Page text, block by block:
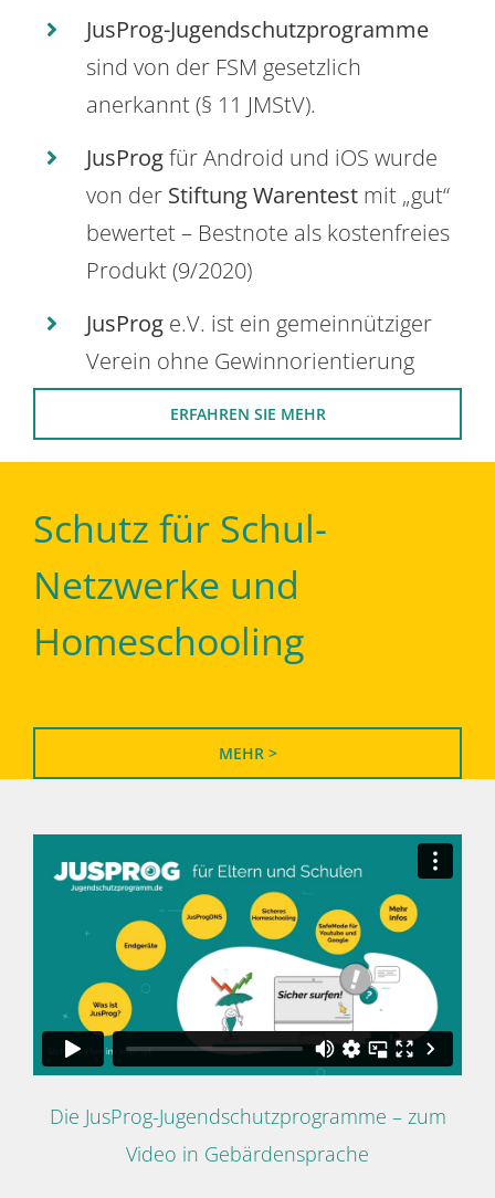
JusProg-Jugendschutzprogramme
sind von der FSM gesetzlich
anerkannt (§ 11 JMStV).
JusProgfür Android und iOS wurde
von der Stiftung Warentest mit „gut“
bewertet – Bestnote als kostenfreies
Produkt (9/2020)
JusProg e.V. ist ein gemeinnütziger
Verein ohne Gewinnorientierung
ERFAHREN SIE MEHR
Schutz für Schul-
Netzwerke und
Homeschooling
MEHR >
Die JusProg-Jugendschutzprogramme – zum
Video in Gebärdensprache